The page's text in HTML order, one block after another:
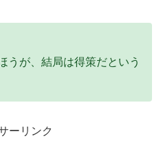
うが、結局は得策だという
ーリンク